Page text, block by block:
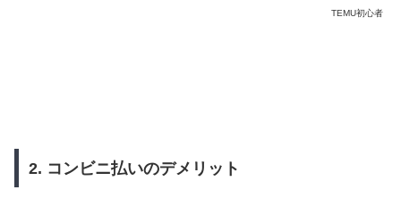
TEMU初心者
2. コンビニ払いのデメリット